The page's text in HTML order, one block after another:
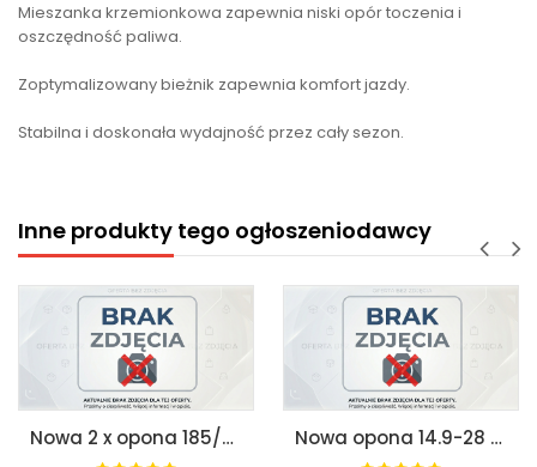
Mieszanka krzemionkowa zapewnia niski opór toczenia i
oszczędność paliwa.
Zoptymalizowany bieżnik zapewnia komfort jazdy.
Stabilna i doskonała wydajność przez cały sezon.
Inne produkty tego ogłoszeniodawcy
Nowa 2 x opona 185/65r14 86h kapsen h202 lato Nowa opona 14.9-28 8pr d120 6.00-16 8pr d-55 traya